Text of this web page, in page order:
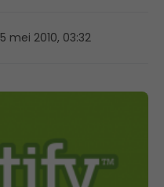
5 mei 2010, 03:32